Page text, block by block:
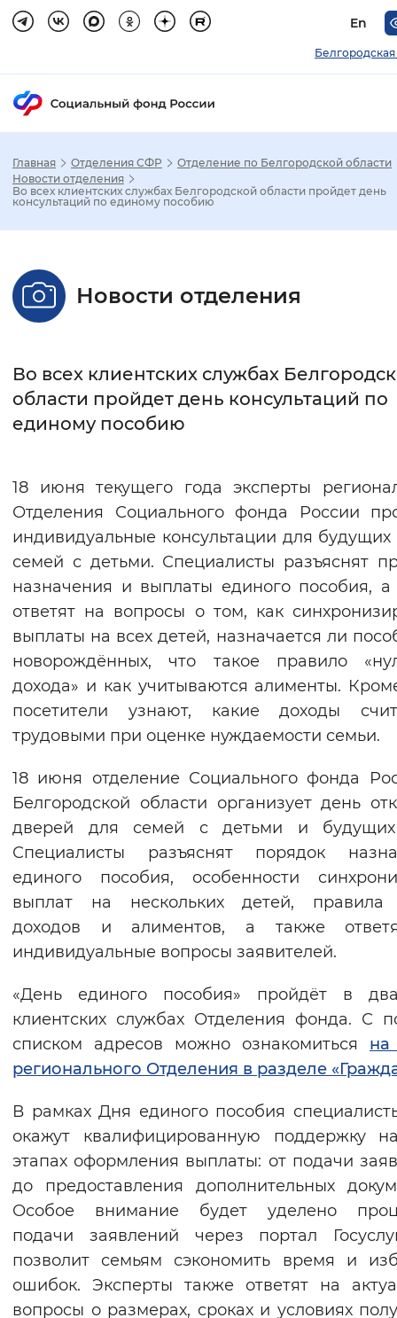
En
Белгородская
Стандартный Увеличенный
Без засечек С засечками
Интервал между буквами
Цвет сайта
Монохромный Инверсивный
Синий фон
Изображения
Включены Выключены
Звуковой ассистент
Воспроизвести Остановить
Вернуть стандартные настройки
Главная Отделения СФР
Отделение по Белгородской области
Новости отделения
Во всех клиентских службах Белгородской области пройдет день
консультаций по единому пособию
Новости отделения
Во всех клиентских службах
области пройдет день консультаций по
единому пособию
18 июня текущего года эксперты
Отделения Социального фонда России
индивидуальные консультации для
семей с детьми. Специалисты разъяснят
назначения и выплаты единого пособия, а
ответят на вопросы о том, как
выплаты на всех детей, назначается ли
новорождённых, что такое правило
дохода» и как учитываются алименты.
посетители узнают, какие доходы
трудовыми при оценке нуждаемости семьи.
18 июня отделение Социального фонда
Белгородской области организует день
дверей для семей с детьми и
Специалисты разъяснят порядок
единого пособия, особенности
выплат на нескольких детей, правила
доходов и алиментов, а также
индивидуальные вопросы заявителей.
«День единого пособия» пройдёт в
клиентских службах Отделения фонда. С
списком адресов можно ознакомиться на
регионального Отделения в разделе
В рамках Дня единого пособия
окажут квалифицированную поддержку
этапах оформления выплаты: от подачи
до предоставления дополнительных
Особое внимание будет уделено
подачи заявлений через портал
позволит семьям сэкономить время и
ошибок. Эксперты также ответят на
вопросы о размерах, сроках и условиях